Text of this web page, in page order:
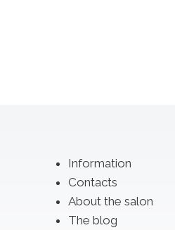
Information
Contacts
About the salon
The blog